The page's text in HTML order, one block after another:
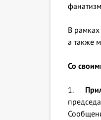
В
а также
Со
1.